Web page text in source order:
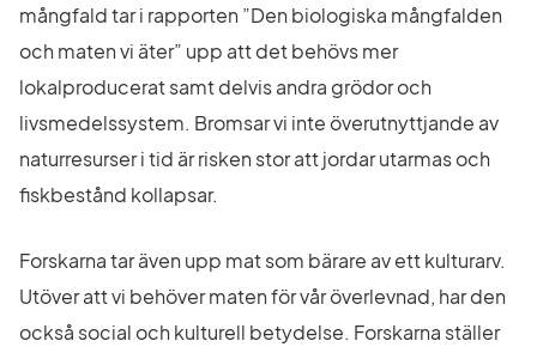
mångfald tar i rapporten ”Den biologiska mångfalden
och maten vi äter” upp att det behövs mer
lokalproducerat samt delvis andra grödor och
livsmedelssystem. Bromsar vi inte överutnyttjande av
naturresurser i tid är risken stor att jordar utarmas och
fiskbestånd kollapsar.
Forskarna tar även upp mat som bärare av ett kulturarv.
Utöver att vi behöver maten för vår överlevnad, har den
också social och kulturell betydelse. Forskarna ställer